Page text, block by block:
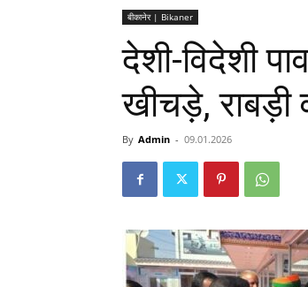
बीकानेर | Bikaner
देशी-विदेशी
खीचड़े,
By Admin - 09.01.2026